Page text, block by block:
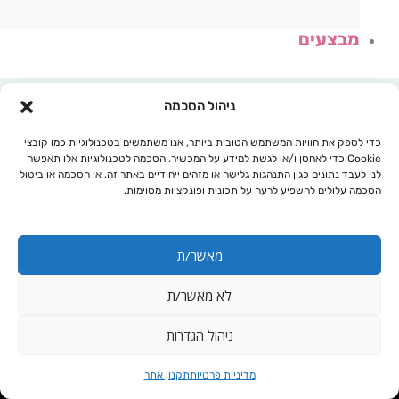
ניהול הסכמה
כדי לספק את חוויות המשתמש הטובות ביותר, אנו משתמשים בטכנולוגיות כמו קובצי
Cookie כדי לאחסן ו/או לגשת למידע על המכשיר. הסכמה לטכנולוגיות אלו תאפשר
לנו לעבד נתונים כגון התנהגות גלישה או מזהים ייחודיים באתר זה. אי הסכמה או ביטול
הסכמה עלולים להשפיע לרעה על תכונות ופונקציות מסוימות.
מאשר/ת
לא מאשר/ת
ניהול הגדרות
מדיניות פרטיותתקנון אתר
מבצעים
עגלת קניות